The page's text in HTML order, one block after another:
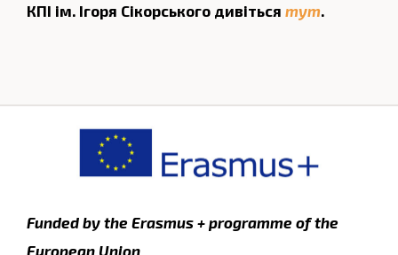
КПІ ім. Ігоря Сікорського дивіться тут.
Funded by the Erasmus + programme of the
European Union